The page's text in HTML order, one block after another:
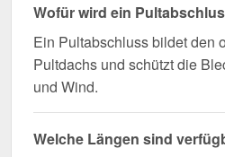
Wofür wird ein
Ein Pultabschluss bildet den
Pultdachs und schützt die
und Wind.
Welche Längen sind